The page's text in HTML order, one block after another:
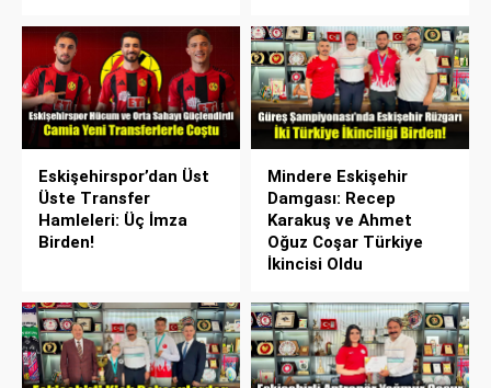
Eskişehirspor’dan Üst
Üste Transfer
Hamleleri: Üç İmza
Birden!
Mindere Eskişehir
Damgası: Recep
Karakuş ve Ahmet
Oğuz Coşar Türkiye
İkincisi Oldu